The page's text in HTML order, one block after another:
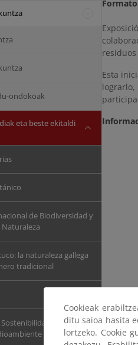
ondokoak
eta beste ekitaldi
de Biodiversidad y
la naturaleza gallega
tradicional
y
Esta
Cookieak
ditu saioa hasita
lortzeko. Cookie